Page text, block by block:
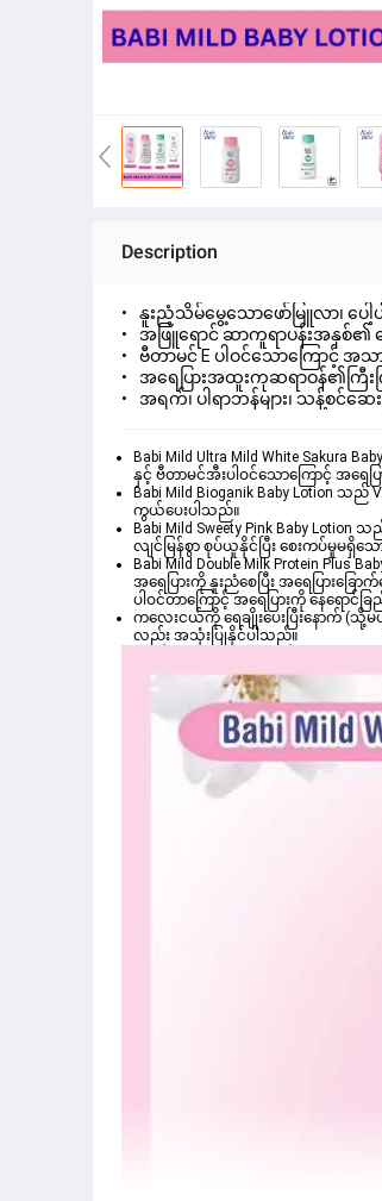
Description
နူးညံ့သိမ်မွေ့သောဖော်မြူလာ၊ ပေါ့
အဖြူရောင် ဆာကူရာပန်းအနှစ်၏ မွှ
ဗီတာမင် E ပါဝင်သောကြောင့် အ
အရေပြားအထူးကုဆရာဝန်၏ကြီး
အရက်၊ ပါရာဘန်များ၊ သန့်စင်ဆေ
Babi Mild Ultra Mild White Sakura
Babi Mild Bioganik Baby Lotion သည်
ကွယ်ပေးပါသည်။
Babi Mild Sweety Pink Baby Lotion သ
လျင်မြန်စွာ စုပ်ယူနိုင်ပြီး စေးကပ်မှုမရှိ
Babi Mild Double Milk Protein Plus
အရေပြားကို နူးညံစေပြီး အရေပြား
ပါဝင်တာကြောင့် အရေပြားကို နေရော
ကလေးငယ်ကို ရေချိုးပေးပြီးနောက်
လည်း အသုံးပြုနိုင်ပါသည်။